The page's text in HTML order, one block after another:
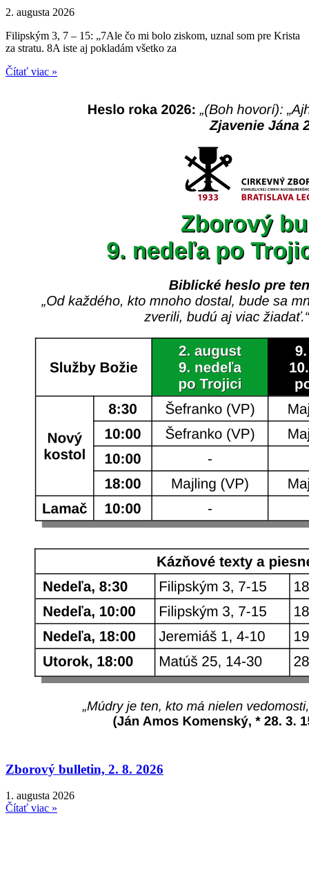
2. augusta 2026
Filipským 3, 7 – 15: „7Ale čo mi bolo ziskom, uznal som pre Krista
za stratu. 8A iste aj pokladám všetko za
Čítať viac »
Zborový bulletin, 2. 8. 2026
1. augusta 2026
Čítať viac »